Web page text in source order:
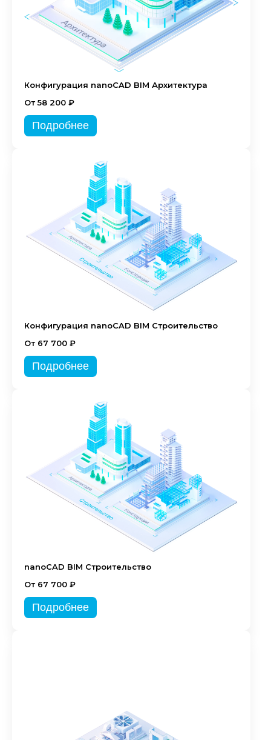
Конфигурация nanoCAD BIM Архитектура
От 58 200 ₽
Подробнее
Конфигурация nanoCAD BIM Строительство
От 67 700 ₽
Подробнее
nanoCAD BIM Строительство
От 67 700 ₽
Подробнее